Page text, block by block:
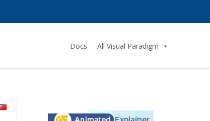
Docs All Visual Paradigm